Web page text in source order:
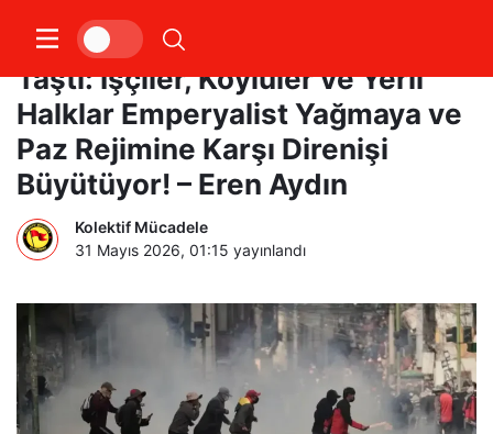
Bolivya’da Sınıf Öfkesi Sokaklara
Taştı: İşçiler, Köylüler ve Yerli
Halklar Emperyalist Yağmaya ve
Paz Rejimine Karşı Direnişi
Büyütüyor! – Eren Aydın
Kolektif Mücadele
31 Mayıs 2026, 01:15 yayınlandı